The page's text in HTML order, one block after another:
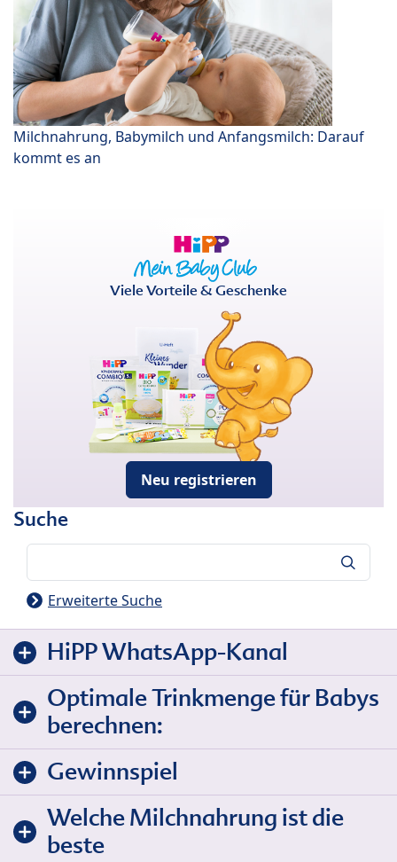
Milchnahrung, Babymilch und Anfangsmilch: Darauf
kommt es an
Viele Vorteile & Geschenke
Neu registrieren
Suche
Erweiterte Suche
HiPP WhatsApp-Kanal
Optimale Trinkmenge für Babys
berechnen:
Gewinnspiel
Welche Milchnahrung ist die
beste